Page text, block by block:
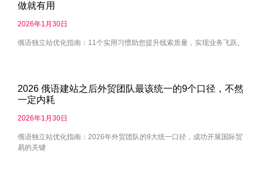
做就有用
2026年1月30日
俄语独立站优化指南：11个实用习惯助您提升线索质量，实现业务飞跃。
2026 俄语建站之后外贸团队最该统一的9个口径，不然
一定内耗
2026年1月30日
俄语独立站优化指南：2026年外贸团队的9大统一口径，成功开展国际贸
易的关键